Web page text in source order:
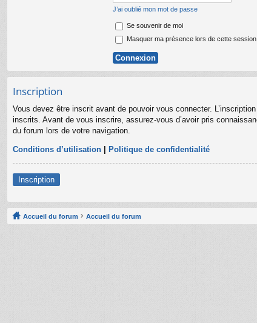
J’ai oublié mon mot de passe
Se souvenir de moi
Masquer ma présence lors de cette session
Inscription
Vous devez être inscrit avant de pouvoir vous connecter.
inscrits. Avant de vous inscrire, assurez-vous d’avoir pris
du forum lors de votre navigation.
Conditions d’utilisation | Politique de confidentialité
Inscription
Accueil du forum Accueil du forum